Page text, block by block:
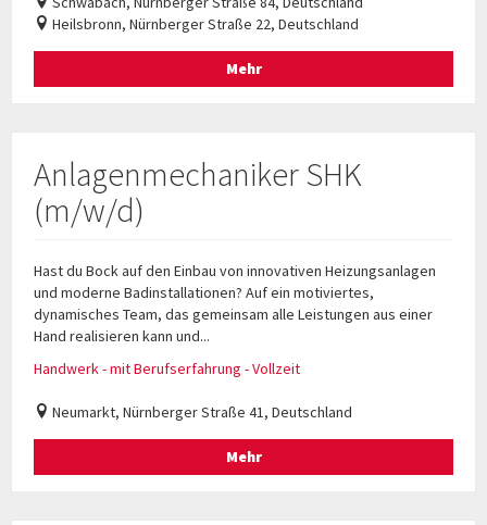
Heilsbronn, Nürnberger Straße 22, Deutschland
Mehr
Anlagenmechaniker SHK
(m/w/d)
Hast du Bock auf den Einbau von innovativen Heizungsanlagen
und moderne Badinstallationen? Auf ein motiviertes,
dynamisches Team, das gemeinsam alle Leistungen aus einer
Hand realisieren kann und...
Handwerk - mit Berufserfahrung - Vollzeit
Neumarkt, Nürnberger Straße 41, Deutschland
Mehr